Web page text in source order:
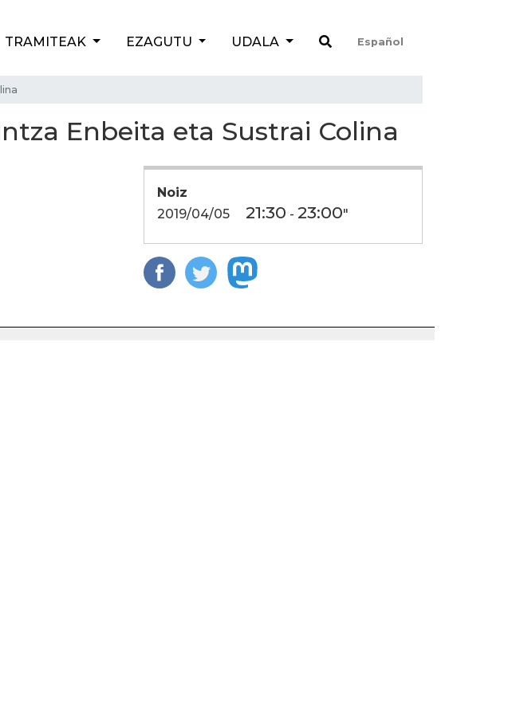
TRAMITEAK EZAGUTU UDALA Español
Enbeita eta Sustrai Colina
Noiz
2019/04/05
21:30 - 23:00"